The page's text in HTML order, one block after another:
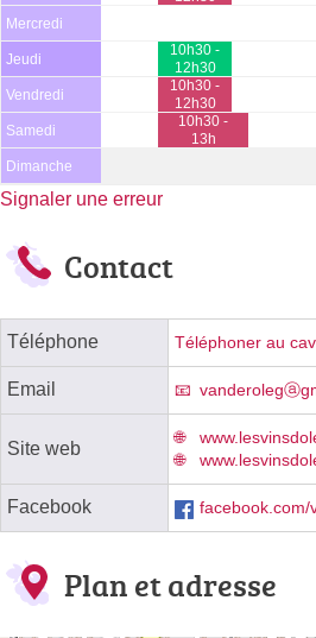
Mercredi
Jeudi
10h30 -
12h30
Vendredi
10h30 -
12h30
Samedi
10h30 -
13h
Dimanche
Signaler une erreur
Contact
Téléphone Téléphoner au
Email
Site web
Facebook facebook.com/
Plan et adresse